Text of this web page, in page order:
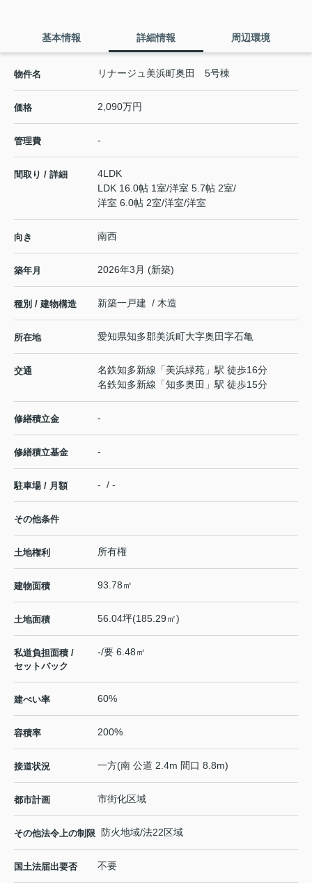
基本情報 詳細情報 周辺環境
物件名 リナージュ美浜町奥田 5号棟
価格 2,090万円
管理費 -
間取り / 詳細
4LDK
LDK 16.0帖 1室/洋室 5.7帖 2室/
洋室 6.0帖 2室/洋室/洋室
向き 南西
築年月 2026年3月 (新築)
種別 / 建物構造 新築一戸建 / 木造
所在地 愛知県知多郡美浜町大字奥田字石亀
交通 名鉄知多新線 「美浜緑苑 」駅 徒歩16分
名鉄知多新線 「知多奥田 」駅 徒歩15分
修繕積立金 -
修繕積立基金 -
駐車場 / 月額 - / -
その他条件
土地権利 所有権
建物面積 93.78㎡
土地面積 56.04坪(185.29㎡)
私道負担面積 /
セットバック
-/要 6.48㎡
建ぺい率 60%
容積率 200%
接道状況 一方(南 公道 2.4m 間口 8.8m)
都市計画 市街化区域
その他法令上の制限 防火地域/法22区域
国土法届出要否 不要